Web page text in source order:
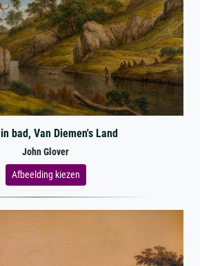
bad, Van Diemen's Land
John Glover
Afbeelding kiezen